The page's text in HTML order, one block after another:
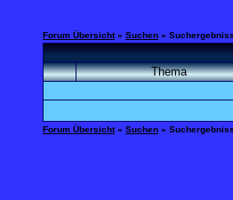
Forum Übersicht» Suchen »
Thema
Forum Übersicht» Suchen »